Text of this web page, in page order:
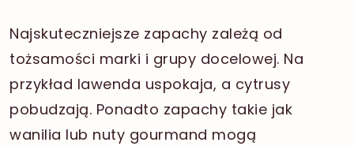
Najskuteczniejsze zapachy zależą od
tożsamości marki i grupy docelowej. Na
przykład lawenda uspokaja, a cytrusy
pobudzają. Ponadto zapachy takie jak
wanilia lub nuty gourmand mogą